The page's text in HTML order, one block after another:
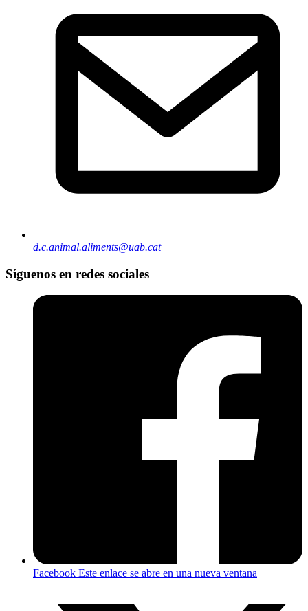
d.c.animal.aliments@uab.cat
Síguenos en redes sociales
Facebook Este enlace se abre en una nueva ventana